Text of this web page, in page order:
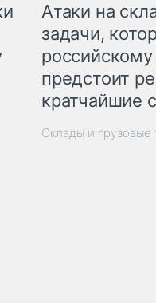
Атаки на
задачи,
предстоит
кратчайшие
Склады и